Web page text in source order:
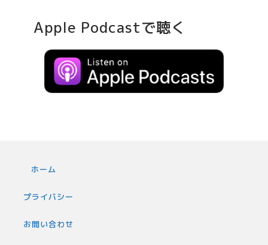
Apple Podcastで聴く
ホーム
プライバシー
お問い合わせ